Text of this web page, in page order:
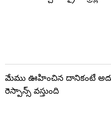
మేము ఊహించిన దానికంటే
రెస్పాన్స్ వస్తుంది